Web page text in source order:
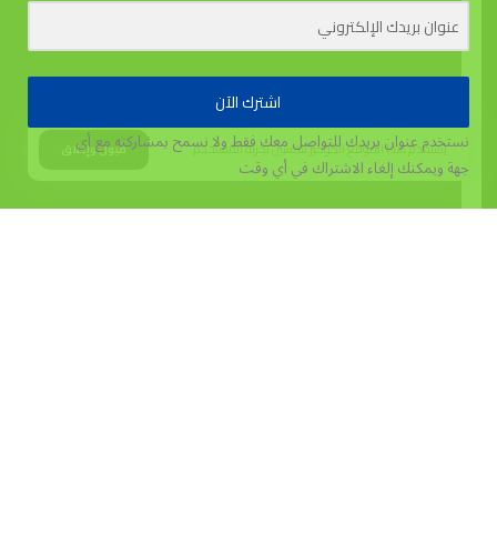
يستخدم هذا الموقع الكوكيز لتحسين تجربة المستخدم. قبول وإغلاق
اشترك الآن
نستخدم عنوان بريدك للتواصل معك فقط ولا نسمح بمشاركته مع أي
جهةويمكنك إلغاء الاشتراك في أي وقت